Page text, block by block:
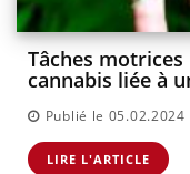
Tâches
cannabis liée à
Publié le 05.02.2024
LIRE L'ARTICLE